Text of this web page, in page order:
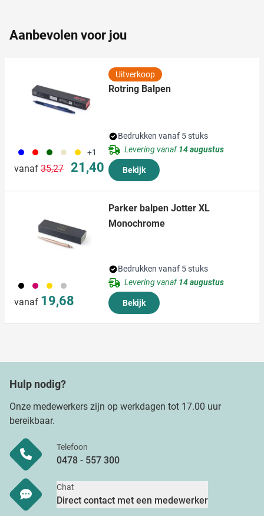
verzameld op basis van uw gebruik van hun services.
Aanbevolen voor jou
005 008 060 605 031 +1
vanaf Normale prijs
35,27 Speciale prijs
21,40
Uitverkoop
Rotring Balpen
Bedrukken vanaf 5 stuks
Levering vanaf14 augustus
Bekijk
001 017 031 032
vanaf 19,68
Parker balpen Jotter XL
Monochrome
Bedrukken vanaf 5 stuks
Levering vanaf14 augustus
Bekijk
Hulp nodig?
Onze medewerkers zijn op werkdagen tot 17.00 uur
bereikbaar.
Telefoon
0478 - 557 300
Chat
Direct contact met een medewerker